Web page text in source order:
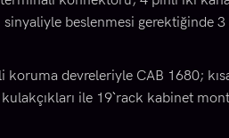
beslenmesi gerektiğinde
devreleriyle CAB 1680;
ile 19`` rack kabinet